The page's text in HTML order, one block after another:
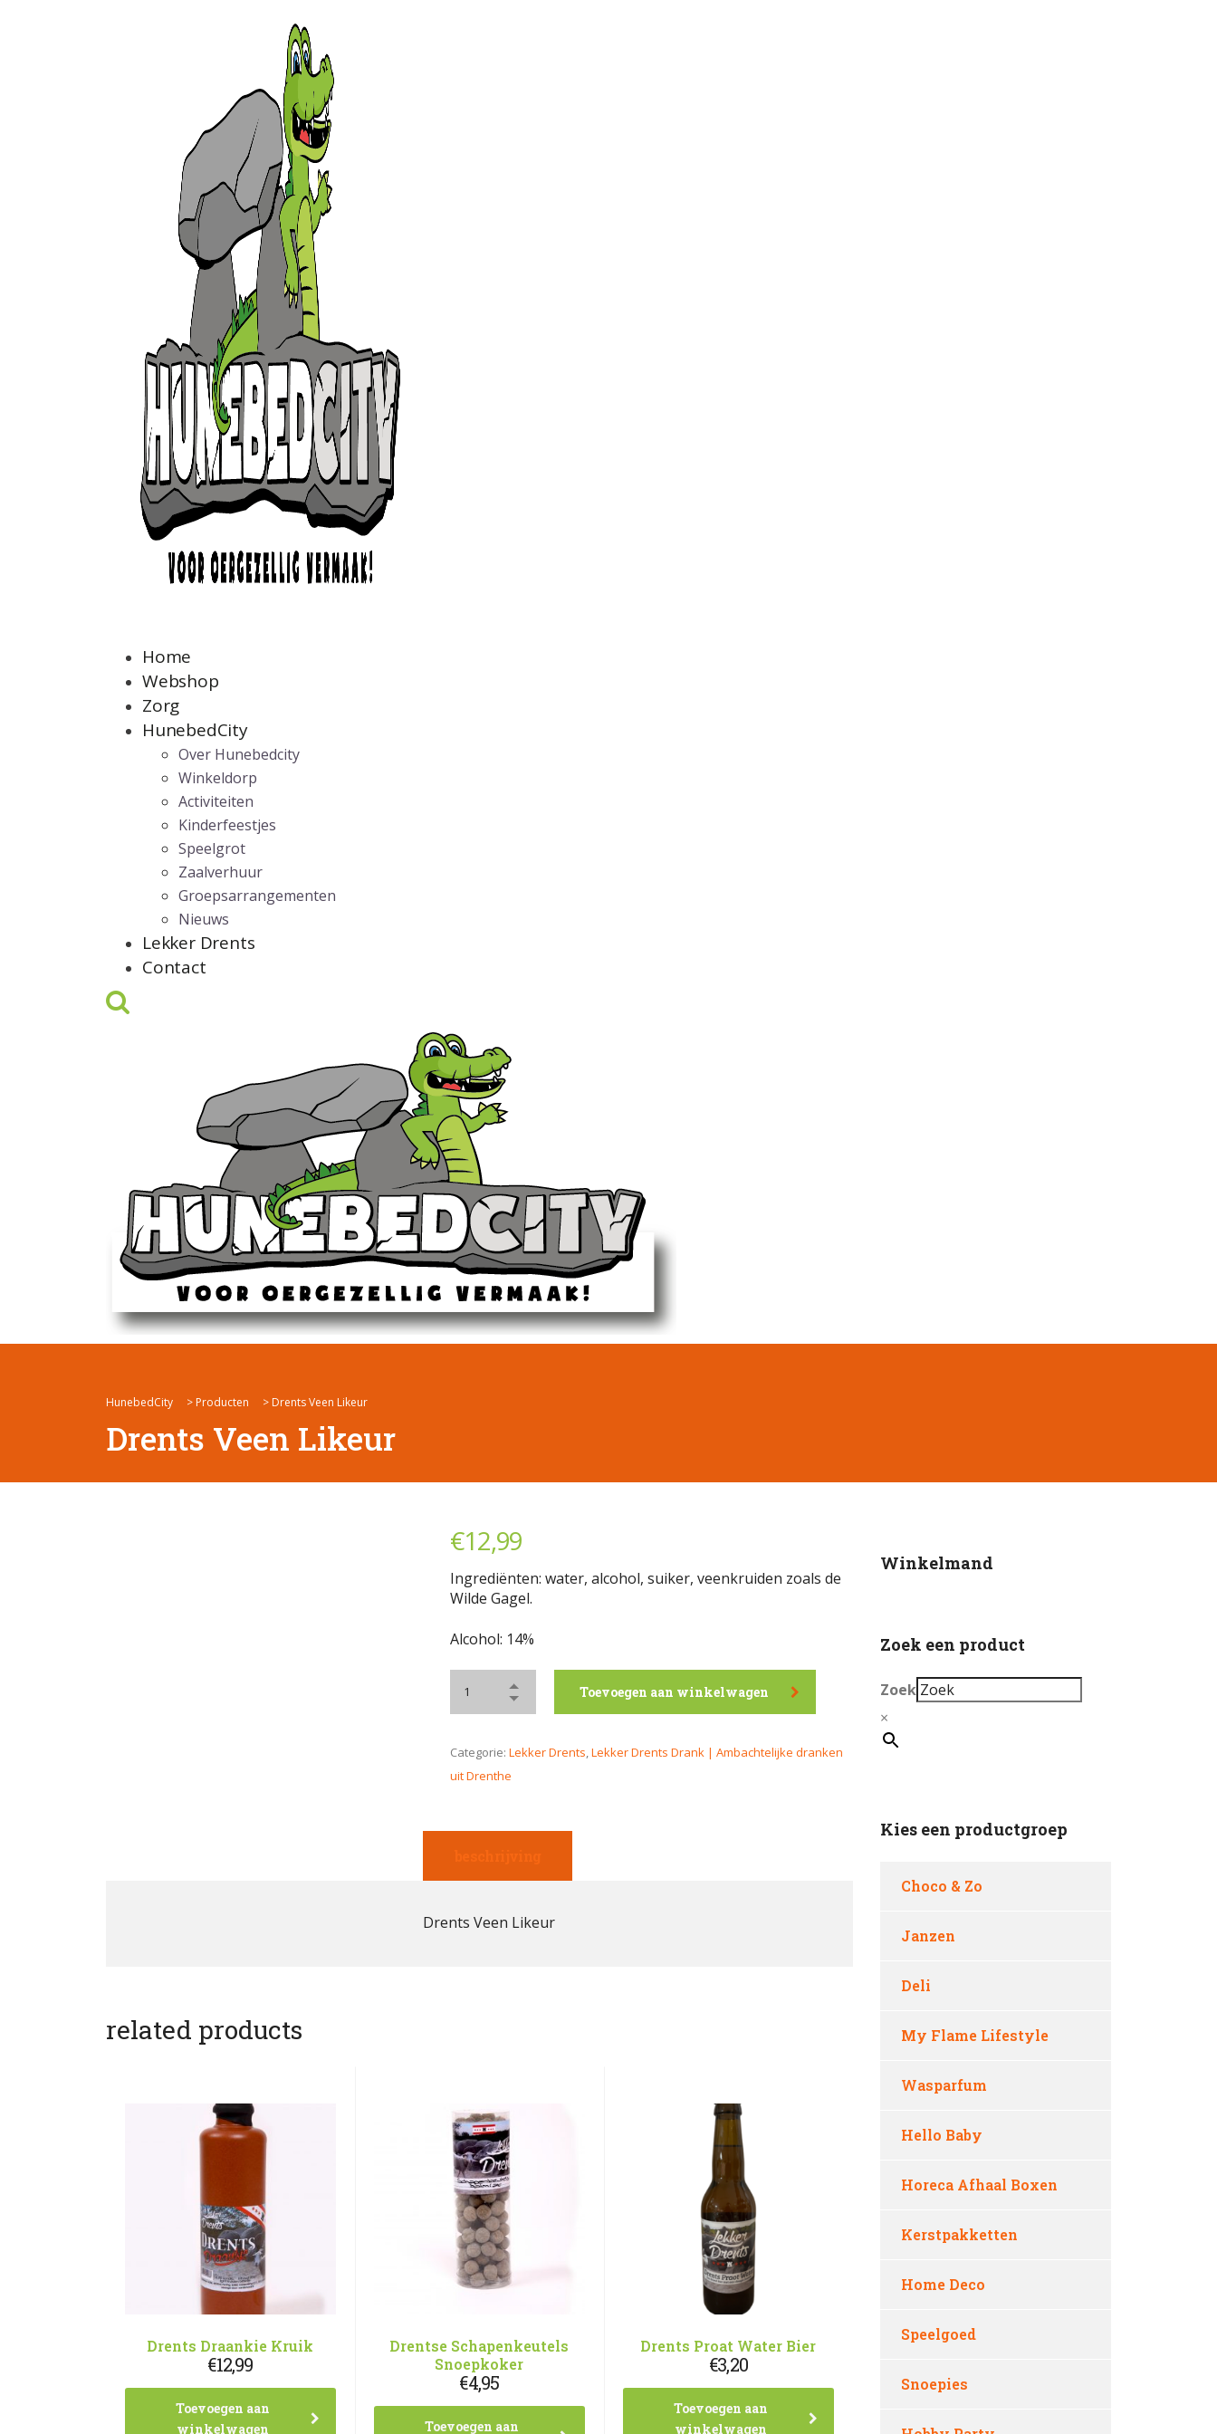
Home
Webshop
Zorg
HunebedCity
Over Hunebedcity
Winkeldorp
Activiteiten
Kinderfeestjes
Speelgrot
Zaalverhuur
Groepsarrangementen
Nieuws
Lekker Drents
Contact
HunebedCity > Producten > Drents Veen Likeur
Drents Veen Likeur
€12,99
Ingrediënten: water, alcohol, suiker, veenkruiden zoals de
Wilde Gagel.
Alcohol: 14%
Toevoegen aan winkelwagen
Categorie: Lekker Drents,Lekker Drents Drank | Ambachtelijke dranken
uit Drenthe
Drents Veen Likeur
related products
Drents Draankie Kruik
€12,99
Toevoegen aan
winkelwagen
Drentse Schapenkeutels
Snoepkoker
€4,95
Toevoegen aan
Drents Proat Water Bier
€3,20
Toevoegen aan
winkelwagen
Winkelmand
Zoek een product
Zoek
×
Kies een productgroep
Choco & Zo
Janzen
Deli
My Flame Lifestyle
Wasparfum
Hello Baby
Horeca Afhaal Boxen
Kerstpakketten
Home Deco
Speelgoed
Snoepies